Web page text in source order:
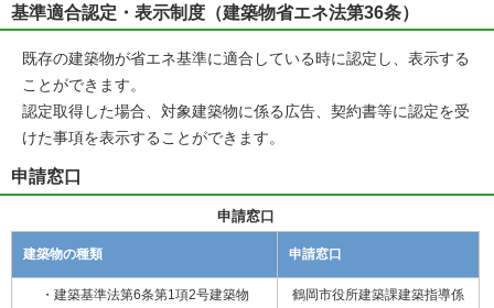
基準適合認定・表示制度（建築物省エネ法第36条）
既存の建築物が省エネ基準に適合している時に認定し、表示する
ことができます。
認定取得した場合、対象建築物に係る広告、契約書等に認定を受
けた事項を表示することができます。
申請窓口
申請窓口
建築物の種類 申請窓口
・建築基準法第6条第1項2号建築物
鶴岡市役所建築課建築指導係